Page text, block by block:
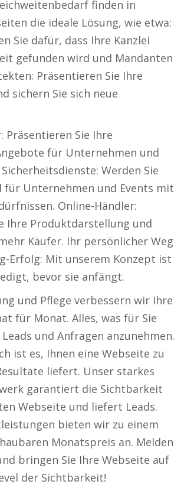
finden in
die ideale Lösung, wie etwa:
Sie dafür, dass Ihre Kanzlei
gefunden wird und Mandanten
Präsentieren Sie Ihre
sichern Sie sich neue
Präsentieren Sie Ihre
für Unternehmen und
Werden Sie
für Unternehmen und Events mit
Online-Händler:
Ihre Produktdarstellung und
Käufer. Ihr persönlicher Weg
Erfolg: Mit unserem Konzept ist
bevor sie anfängt.
und Pflege verbessern wir Ihre
für Monat. Alles, was für Sie
und Anfragen anzunehmen.
ist es, Ihnen eine Webseite zu
liefert. Unser starkes
garantiert die Sichtbarkeit
Webseite und liefert Leads.
bieten wir zu einem
Monatspreis an. Melden
bringen Sie Ihre Webseite auf
der Sichtbarkeit!